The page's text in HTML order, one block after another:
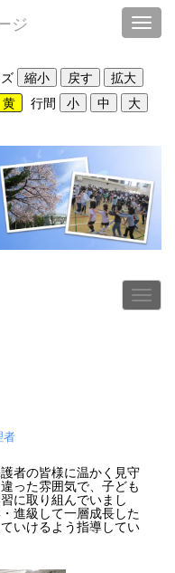
ジ
行間
者
者の皆様に温かく見守
った雰囲気で、子ども
に取り組んでいまし
進級して一層成長した
いけるよう指導してい